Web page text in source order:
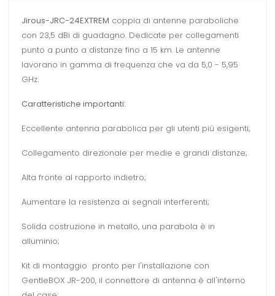
Jirous-JRC-24EXTREM coppia di antenne paraboliche
con 23,5 dBi di guadagno. Dedicate per collegamenti
punto a punto a distanze fino a 15 km. Le antenne
lavorano in gamma di frequenza che va da 5,0 - 5,95
GHz.
Caratteristiche importanti:
Eccellente antenna parabolica per gli utenti più esigenti;
Collegamento direzionale per medie e grandi distanze;
Alta fronte al rapporto indietro;
Aumentare la resistenza ai segnali interferenti;
Solida costruzione in metallo, una parabola è in
alluminio;
Kit di montaggio pronto per l'installazione con
GentleBOX JR-200, il connettore di antenna è all'interno